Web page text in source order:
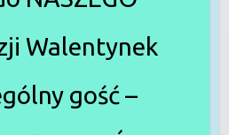
Walentynek
gość –